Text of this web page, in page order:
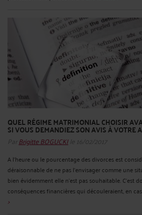
QUEL RÉGIME MATRIMONIAL CHOISIR
SI VOUS DEMANDIEZ SON AVIS À VOTRE
Par Brigitte BOGUCKI le 16/02/2017
A l’heure ou le pourcentage des divorces est
déraisonnable de ne pas l’envisager comme une
bien évidemment elle n’est pas souhaitable. C’est
conséquences financières qui découleraient, en
>